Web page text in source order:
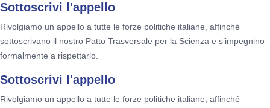
Sottoscrivi l'appello
Rivolgiamo un appello a tutte le forze politiche italiane, affinché
sottoscrivano il nostro Patto Trasversale per la Scienza e s’impegnino
formalmente a rispettarlo.
Sottoscrivi l'appello
Rivolgiamo un appello a tutte le forze politiche italiane, affinché